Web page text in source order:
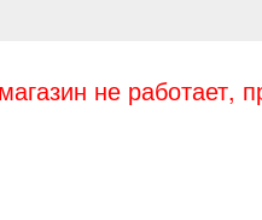
не работает,